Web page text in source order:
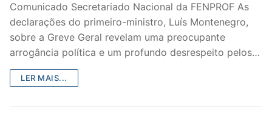
Revista Intervir
Contactos
Comunicado Secretariado Nacional da FENPROF As
declarações do primeiro-ministro, Luís Montenegro,
sobre a Greve Geral revelam uma preocupante
arrogância política e um profundo desrespeito pelos…
LER MAIS...